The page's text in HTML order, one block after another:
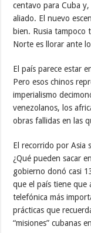
centavo para Cuba
aliado. El nuevo
bien. Rusia tampoco
Norte es llorar ante
El país parece estar
Pero esos chinos
imperialismo
venezolanos, los
obras fallidas en las
El recorrido por Asia
¿Qué pueden sacar
gobierno donó casi
que el país tiene que
telefónica más
prácticas que
“misiones” cubanas